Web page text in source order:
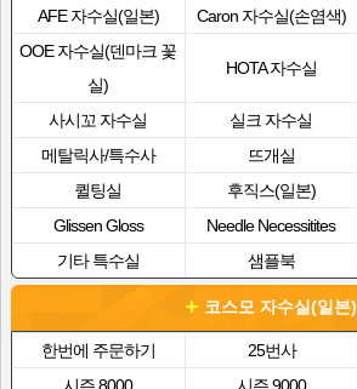
AFE 자수실(일본)
Caron 자수실(손염색)
OOE 자수실(덴마크 꽃
실)
HOTA 자수실
사시꼬 자수실 실크 자수실
메탈릭사/특수사
뜨개실
퀼팅실
후직스(일본)
Glissen Gloss
Needle Necessitites
기타 특수실
샘플북
코스모 자수실(일본)
한번에 주문하기 25번사